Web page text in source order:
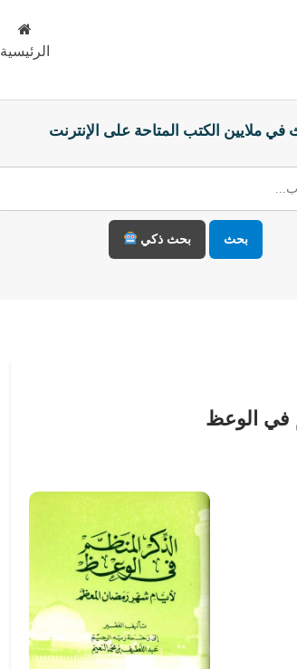
الرئيسية
في ملايين الكتب المتاحة على الإنترنت
بحث بحث ذكي
في الوعظ